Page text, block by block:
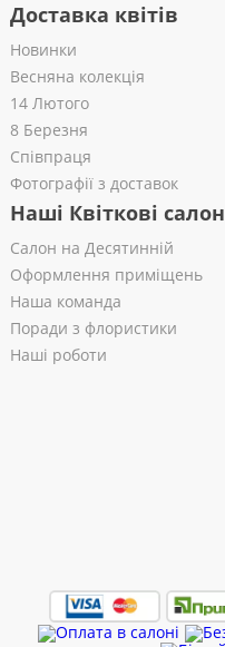
Доставка квітів
Новинки
Весняна колекція
14 Лютого
8 Березня
Співпраця
Фотографії з доставок
Наші Квіткові
Салон на Десятинній
Оформлення приміщень
Наша команда
Поради з флористики
Наші роботи